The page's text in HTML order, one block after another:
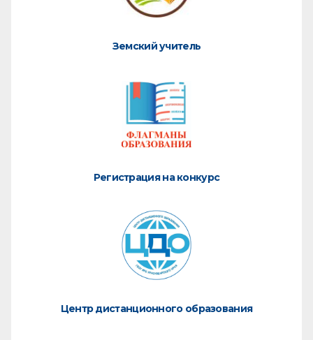
Земский учитель
Регистрация на конкурс
Центр дистанционного образования